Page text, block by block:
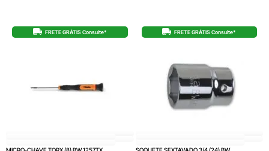
FRETE GRÁTIS Consulte* FRETE GRÁTIS Consulte*